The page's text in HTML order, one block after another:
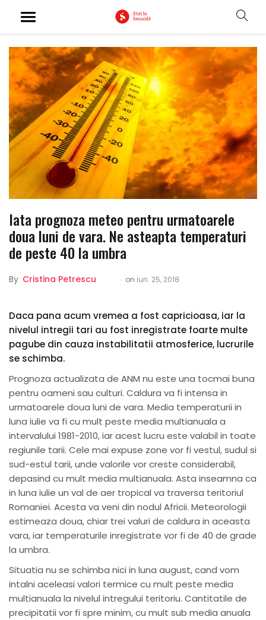
Iata prognoza meteo pentru urmatoarele
doua luni de vara. Ne asteapta temperaturi
de peste 40 la umbra
By Cristina Petrescu on iun. 25, 2018
Daca pana acum vremea a fost capricioasa, iar la
nivelul intregii tari au fost inregistrate foarte multe
pagube din cauza instabilitatii atmosferice, lucrurile
se schimba.
Prognoza actualizata de ANM nu este una tocmai buna
pentru oameni sau culturi. Caldura va fi intensa in
urmatoarele doua luni de vara. Media temperaturii in
luna iulie va fi cu mult peste media multianuala a
intervalului 1981-2010, iar acest lucru este valabil in toate
regiunile tarii. Cele mai expuse zone vor fi vestul, sudul si
sud-estul tarii, unde valorile vor creste considerabil,
depasind cu mult media multianuala. Asta inseamna ca
in luna iulie un val de aer tropical va traversa teritoriul
Romaniei. Acesta va veni din nodul Africii. Meteorologii
estimeaza doua, chiar trei valuri de caldura in aceasta
vara, iar temperaturile inregistrate vor fi de 40 de grade
la umbra.
Situatia nu se schimba nici in luna august, cand vom
intalni aceleasi valori termice cu mult peste media
multianuala la nivelul intregului teritoriu. Cantitatile de
precipitatii vor fi spre minim, cu mult sub media anuala